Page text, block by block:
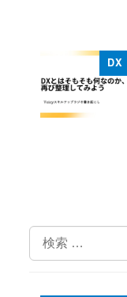
DX
索